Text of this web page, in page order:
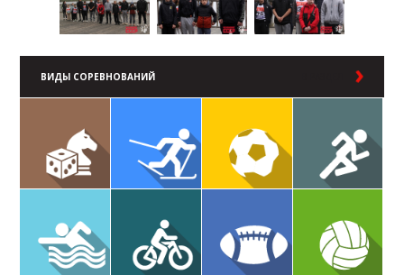
ВИДЫ СОРЕВНОВАНИЙ